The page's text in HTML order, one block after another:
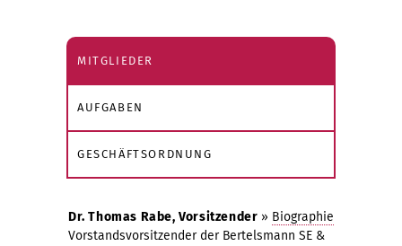
MITGLIEDER
AUFGABEN
GESCHÄFTSORDNUNG
Dr. Thomas Rabe, Vorsitzender » Biographie
Vorstandsvorsitzender der Bertelsmann SE &